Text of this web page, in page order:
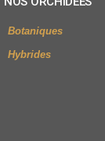
Botaniques
Hybrides